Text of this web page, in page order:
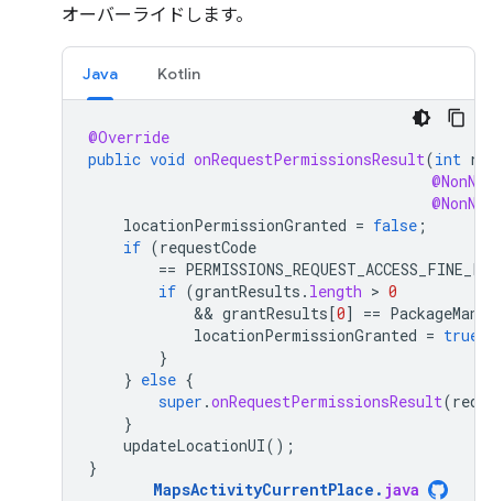
オーバーライドします。
Java Kotlin
@Override
public void onRequestPermissionsResult(int
locationPermissionGranted = false ;
if (requestCode
==
if (grantResults . length > 0
            &&
grantResults[0] ==
locationPermissionGranted = true
}
} else {
super .onRequestPermissionsResult(
}
updateLocationUI();
}
MapsActivityCurrentPlace . java